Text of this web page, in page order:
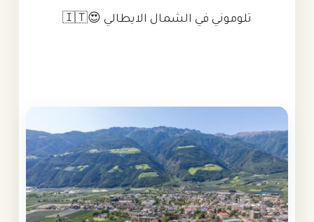
تلوموني في الشمال الايطالي 😍🇮🇹